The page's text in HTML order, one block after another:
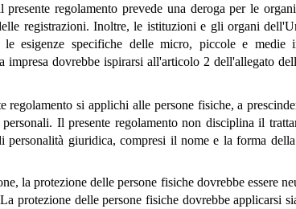
regolamento prevede una deroga per le
registrazioni. Inoltre, le istituzioni e gli organi
esigenze specifiche delle micro, piccole e medie
dovrebbe ispirarsi all'articolo 2 dell'allegato
regolamento si applichi alle persone fisiche, a
Il presente regolamento non disciplina il
personalità giuridica, compresi il nome e la forma
la protezione delle persone fisiche dovrebbe essere
protezione delle persone fisiche dovrebbe applicarsi